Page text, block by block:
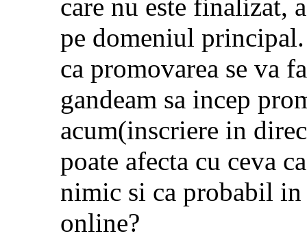
care nu este finalizat,
pe domeniul
ca promovarea se va
gandeam sa incep
acum(inscriere in
poate afecta cu ceva
nimic si ca probabil
online?